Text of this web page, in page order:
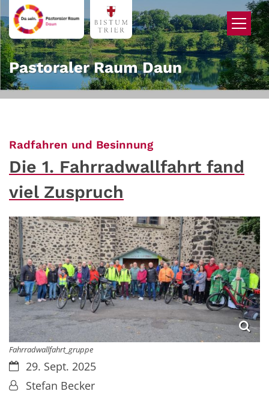
Zum Inhalt springen
Pastoraler Raum Daun
Radfahren und Besinnung:
Die 1. Fahrradwallfahrt fand
viel Zuspruch
Fahrradwallfahrt_gruppe
Datum:29. Sept. 2025
Von:Stefan Becker